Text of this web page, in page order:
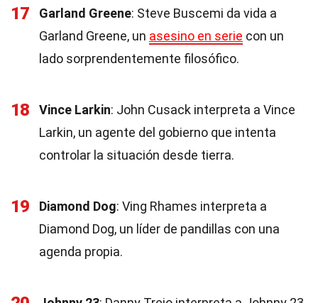
17 Garland Greene: Steve Buscemi da vida a
Garland Greene, un asesino en serie con un
lado sorprendentemente filosófico.
18 Vince Larkin: John Cusack interpreta a Vince
Larkin, un agente del gobierno que intenta
controlar la situación desde tierra.
19 Diamond Dog: Ving Rhames interpreta a
Diamond Dog, un líder de pandillas con una
agenda propia.